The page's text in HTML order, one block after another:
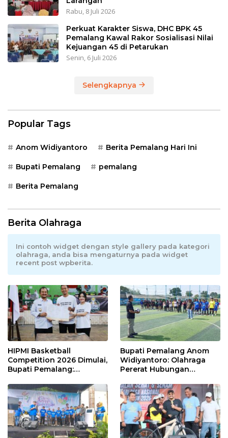
Rabu, 8 Juli 2026
Perkuat Karakter Siswa, DHC BPK 45
Pemalang Kawal Rakor Sosialisasi Nilai
Kejuangan 45 di Petarukan
Senin, 6 Juli 2026
Selengkapnya
Popular Tags
Anom Widiyantoro Berita Pemalang Hari Ini
Bupati Pemalang pemalang
Berita Pemalang
Berita Olahraga
Ini contoh widget dengan style gallery pada kategori
olahraga, anda bisa mengaturnya pada widget
recent post wpberita.
HIPMI Basketball
Competition 2026 Dimulai,
Bupati Pemalang:
Melaju
Bupati Pemalang Anom
Widiyantoro: Olahraga
Pererat Hubungan